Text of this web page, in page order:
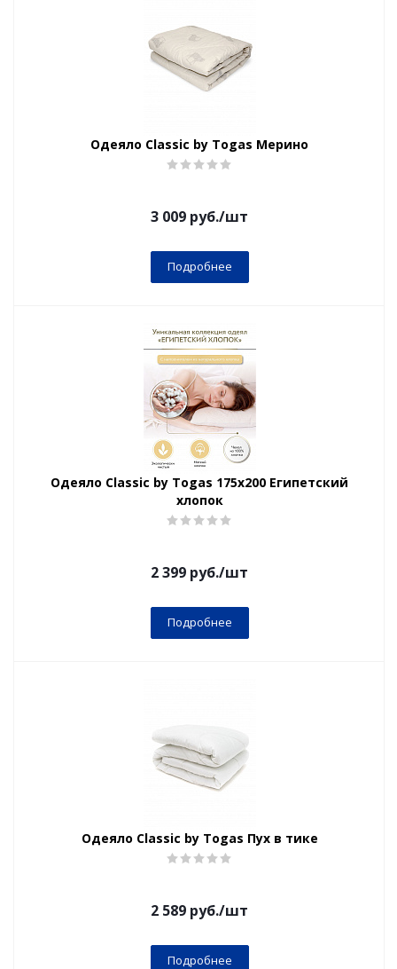
Одеяло Classic by Togas Мерино
3 009 руб./шт
Подробнее
Одеяло Classic by Togas 175х200 Египетский
хлопок
2 399 руб./шт
Подробнее
Одеяло Classic by Togas Пух в тике
2 589 руб./шт
Подробнее